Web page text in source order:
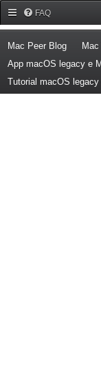
FAQ
Mac Peer Blog(Opens
Mac
App macOS legacy e
Tutorial macOS